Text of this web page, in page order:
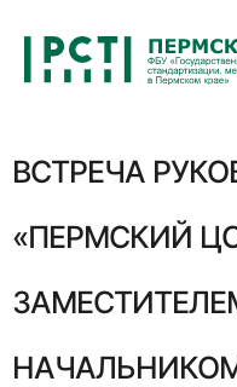
содержимому
ВСТРЕЧА
«ПЕРМСКИЙ